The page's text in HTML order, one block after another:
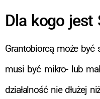
Dla kogo jest
Grantobiorcą może być
musi być mikro- lub
działalność nie dłużej